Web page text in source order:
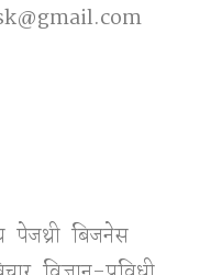
पेजथ्री बिजनेस